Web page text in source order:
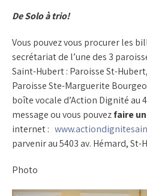
De Solo à trio!
Vous pouvez vous procurer les
secrétariat de l’une des 3
Saint-Hubert : Paroisse St-
Paroisse Ste-Marguerite
boîte vocale d’Action Dignité au
message ou vous pouvezfaire
internet :
parvenir au 5403 av. Hémard, St-
Photo